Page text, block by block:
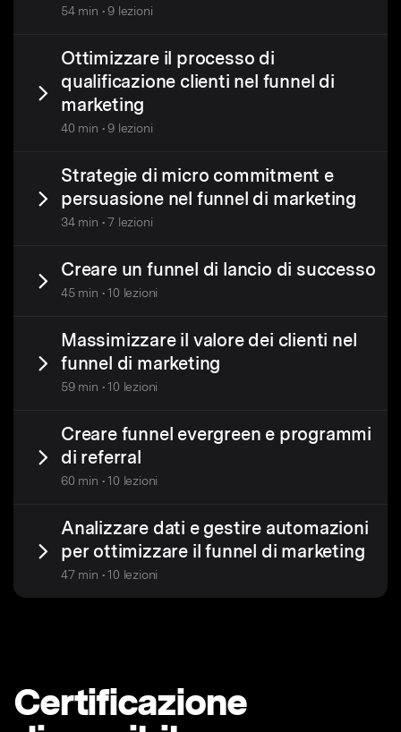
54 min • 9 lezioni
Ottimizzare il processo di
qualificazione clienti nel funnel di
marketing
40 min • 9 lezioni
Strategie di micro commitment e
persuasione nel funnel di marketing
34 min • 7 lezioni
Creare un funnel di lancio di successo
45 min • 10 lezioni
Massimizzare il valore dei clienti nel
funnel di marketing
59 min • 10 lezioni
Creare funnel evergreen e programmi
di referral
60 min • 10 lezioni
Analizzare dati e gestire automazioni
per ottimizzare il funnel di marketing
47 min • 10 lezioni
Certificazione